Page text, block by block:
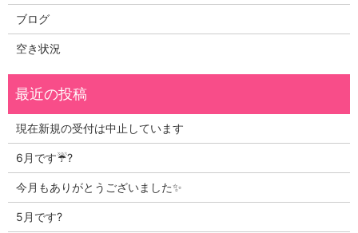
ブログ
空き状況
現在新規の受付は中止しています
6月です☔?
今月もありがとうございました✨
5月です?